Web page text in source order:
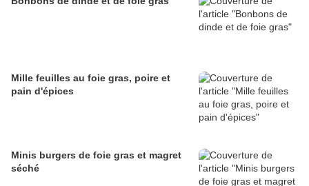
Mille feuilles au foie gras, poire et
pain d'épices
Minis burgers de foie gras et magret
séché